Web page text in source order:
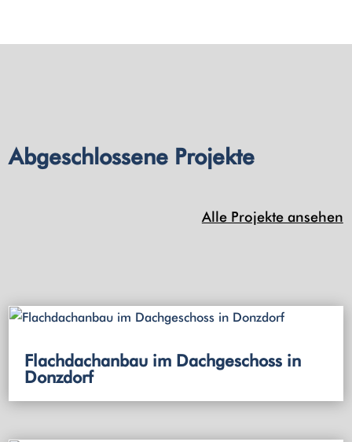
Abgeschlossene Projekte
Alle Projekte ansehen
Flachdachanbau im Dachgeschoss in
Donzdorf